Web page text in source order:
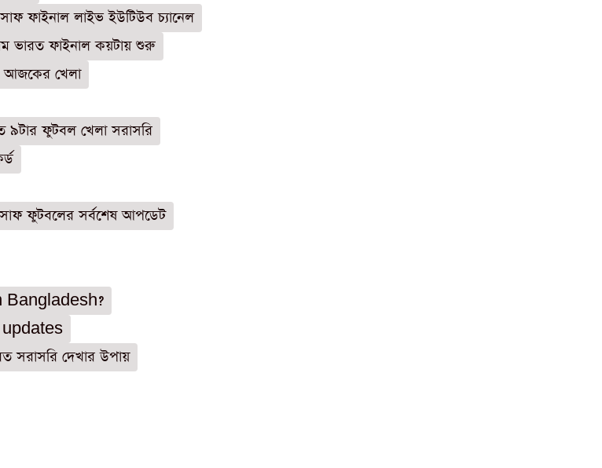
সাফ ফাইনাল লাইভ ইউটিউব চ্যানেল
ভারত ফাইনাল কয়টায় শুরু
আজকের খেলা
ফুটবল খেলা সরাসরি
সাফ ফুটবলের সর্বশেষ আপডেট
সরাসরি দেখার উপায়